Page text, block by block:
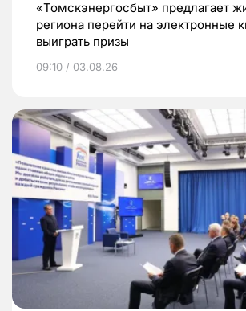
«Томскэнергосбыт» предлагает
региона перейти на электронные
выиграть призы
09:10 / 03.08.26